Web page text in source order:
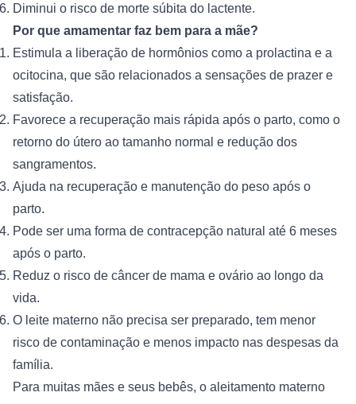
Diminui o risco de morte súbita do lactente.
Por que amamentar faz bem para a mãe?
Estimula a liberação de hormônios como a prolactina e a
ocitocina, que são relacionados a sensações de prazer e
satisfação.
Favorece a recuperação mais rápida após o parto, como o
retorno do útero ao tamanho normal e redução dos
sangramentos.
Ajuda na recuperação e manutenção do peso após o
parto.
Pode ser uma forma de contracepção natural até 6 meses
após o parto.
Reduz o risco de câncer de mama e ovário ao longo da
vida.
O leite materno não precisa ser preparado, tem menor
risco de contaminação e menos impacto nas despesas da
família.
Para muitas mães e seus bebês, o aleitamento materno